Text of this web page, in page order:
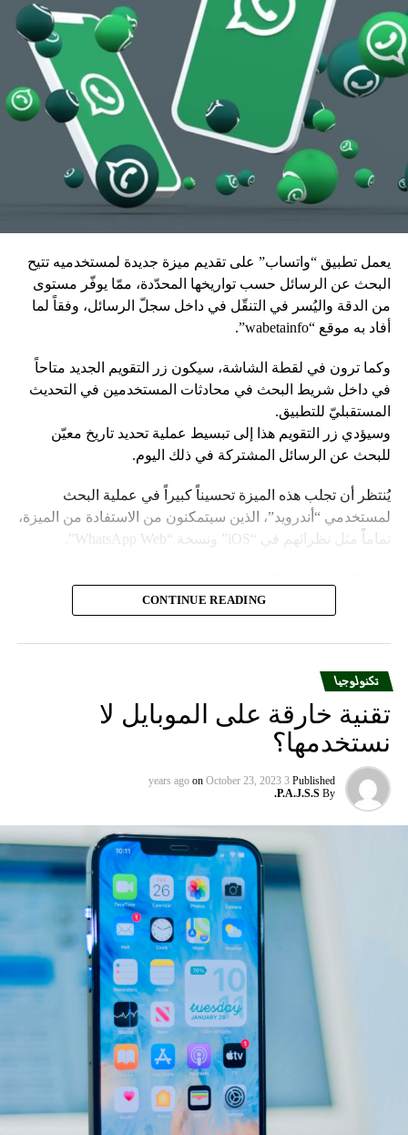
يعمل تطبيق “واتساب” على تقديم ميزة جديدة لمستخدميه تتيح
البحث عن الرسائل حسب تواريخها المحدّدة، ممّا يوفّر مستوى
من الدقة واليُسر في التنقّل في داخل سجلّ الرسائل، وفقاً لما
أفاد به موقع “wabetainfo”.
وكما ترون في لقطة الشاشة، سيكون زر التقويم الجديد متاحاً
في داخل شريط البحث في محادثات المستخدمين في التحديث
المستقبليّ للتطبيق.
وسيؤدي زر التقويم هذا إلى تبسيط عملية تحديد تاريخ معيّن
للبحث عن الرسائل المشتركة في ذلك اليوم.
يُنتظر أن تجلب هذه الميزة تحسيناً كبيراً في عملية البحث
لمستخدمي “أندرويد”، الذين سيتمكنون من الاستفادة من الميزة،
تماماً مثل نظرائهم في “iOS” ونسخة “WhatsApp Web”.
يعمل تطبيق “واتساب” على تقديم ميزة جديدة لمستخدميه تتيح
البحث عن الرسائل حسب تواريخها المحدّدة، ممّا يوفّر مستوى
أفاد به موقع “wabetainfo”.
وكما ترون في لقطة الشاشة، سيكون زر التقويم الجديد متاحاً
في داخل شريط البحث في محادثات المستخدمين في التحديث
المستقبليّ للتطبيق.
وسيؤدي زر التقويم هذا إلى تبسيط عملية تحديد تاريخ معيّن
للبحث عن الرسائل المشتركة في ذلك اليوم.
يُنتظر أن تجلب هذه الميزة تحسيناً كبيراً في عملية البحث
لمستخدمي “أندرويد”، الذين سيتمكنون من الاستفادة من الميزة،
تماماً مثل نظرائهم في “iOS” ونسخة “WhatsApp Web”.
السيناريو الأسوأ الذي قد يحصل في الحرب الأوكرانية
LIMELIGHT MEDIA
ووفقاً لموقع “wabetainfo”، فإن الميزة ستُمكّن المستخدِمون
من العثور بسهولة على موقع محادثات ورسائل محدّدة والوصول
إليها عن طريق تحديد تاريخ معيّن.
ويُعدّ هذا مفيداً بشكل خاصّ عندما يحتاج المستخدِمون إلى العودة
إلى المعلومات المهمّة التي تمّت مشاركتها في يوم ما أو
استرجاعها، خاصةً ضمن الدردشات الطويلة، مما يوفر الوقت
CONTINUE READING
تكنولوجيا
تقنية خارقة على الموبايل لا
نستخدمها؟
Published
3 years ago
on October 23, 2023
By
P.A.J.S.S.